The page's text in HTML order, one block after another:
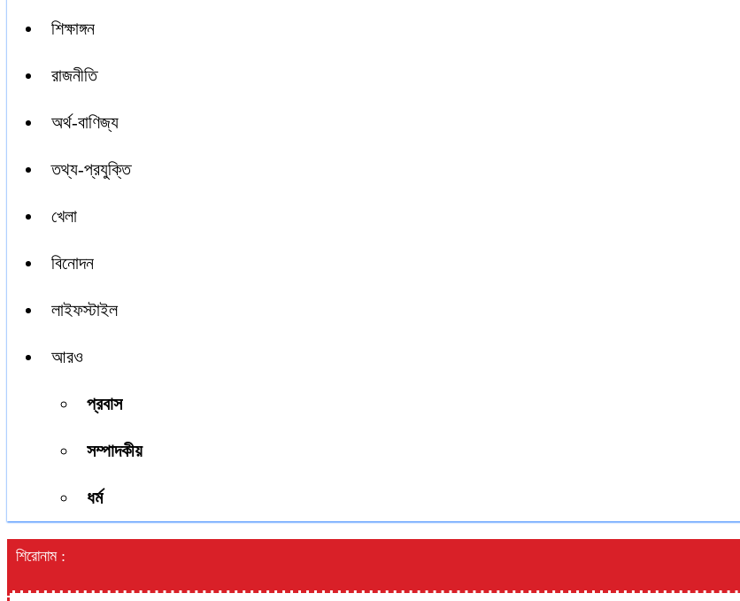
শিক্ষাঙ্গন
রাজনীতি
অর্থ-বাণিজ্য
তথ্য-প্রযুক্তি
খেলা
বিনোদন
লাইফস্টাইল
আরও
প্রবাস
সম্পাদকীয়
ধর্ম
শিরোনাম :